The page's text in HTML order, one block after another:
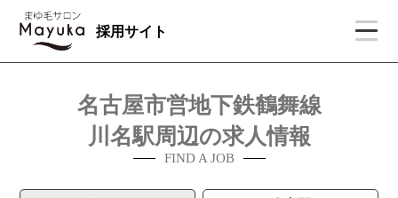
採用サイト
名古屋市営地下鉄鶴舞線
川名駅周辺の求人情報
FIND A JOB